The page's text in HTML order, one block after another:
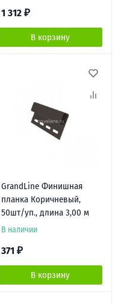
1 312 ₽
В корзину
GrandLine Финишная
планка Коричневый,
50шт/уп., длина 3,00 м
В наличии
371 ₽
В корзину